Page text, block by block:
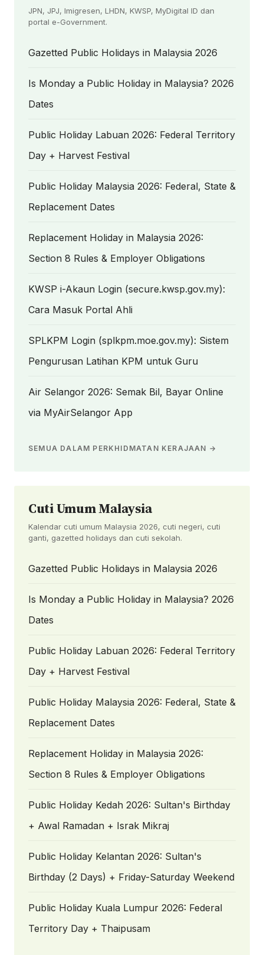
JPN, JPJ, Imigresen, LHDN, KWSP, MyDigital ID dan
portal e-Government.
Gazetted Public Holidays in Malaysia 2026
Is Monday a Public Holiday in Malaysia? 2026
Dates
Public Holiday Labuan 2026: Federal Territory
Day + Harvest Festival
Public Holiday Malaysia 2026: Federal, State &
Replacement Dates
Replacement Holiday in Malaysia 2026:
Section 8 Rules & Employer Obligations
KWSP i-Akaun Login (secure.kwsp.gov.my):
Cara Masuk Portal Ahli
SPLKPM Login (splkpm.moe.gov.my): Sistem
Pengurusan Latihan KPM untuk Guru
Air Selangor 2026: Semak Bil, Bayar Online
via MyAirSelangor App
SEMUA DALAM PERKHIDMATAN KERAJAAN →
Cuti Umum Malaysia
Kalendar cuti umum Malaysia 2026, cuti negeri, cuti
ganti, gazetted holidays dan cuti sekolah.
Gazetted Public Holidays in Malaysia 2026
Is Monday a Public Holiday in Malaysia? 2026
Dates
Public Holiday Labuan 2026: Federal Territory
Day + Harvest Festival
Public Holiday Malaysia 2026: Federal, State &
Replacement Dates
Replacement Holiday in Malaysia 2026:
Section 8 Rules & Employer Obligations
Public Holiday Kedah 2026: Sultan's Birthday
+ Awal Ramadan + Israk Mikraj
Public Holiday Kelantan 2026: Sultan's
Birthday (2 Days) + Friday-Saturday Weekend
Public Holiday Kuala Lumpur 2026: Federal
Territory Day + Thaipusam